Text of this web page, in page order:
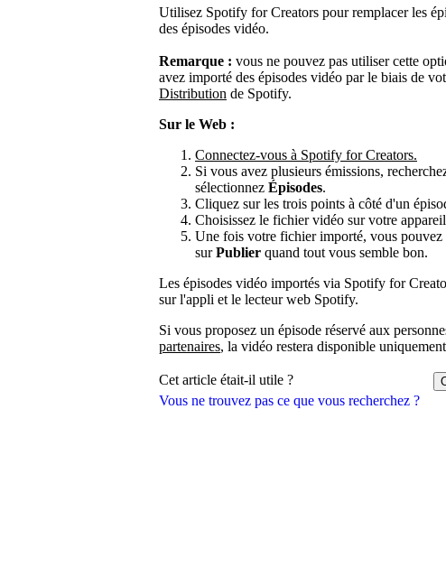
Vous ne trouvez pas ce que vous recherchez ?
Utilisez Spotify for Creators pour remplacer les
des épisodes vidéo.
Remarque : vous ne pouvez pas utiliser cette
avez importé des épisodes vidéo par le biais de
Distribution de Spotify.
Sur le Web :
Connectez-vous à Spotify for Creators.
Si vous avez plusieurs émissions,
sélectionnez Épisodes.
Cliquez sur les trois points à côté d'un
Choisissez le fichier vidéo sur votre
Une fois votre fichier importé, vous
surPublier quand tout vous semble bon.
Les épisodes vidéo importés via Spotify for
sur l'appli et le lecteur web Spotify.
Si vous proposez un épisode réservé aux
partenaires, la vidéo restera disponible
Cet article était-il utile ?